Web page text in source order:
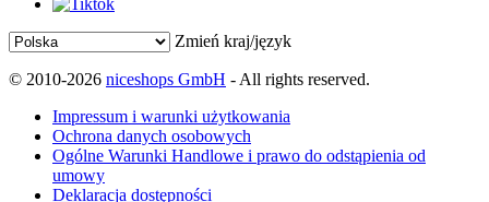
Zmień kraj/język
© 2010-2026 niceshops GmbH - All rights reserved.
Impressum i warunki użytkowania
Ochrona danych osobowych
Ogólne Warunki Handlowe i prawo do odstąpienia od
umowy
Deklaracja dostępności